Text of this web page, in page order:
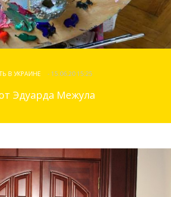
В УКРАИНЕ - 15.06.20 15:25
Эдуарда Межула